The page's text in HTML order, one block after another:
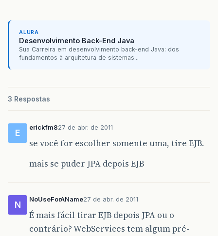
ALURA
Desenvolvimento Back-End Java
Sua Carreira em desenvolvimento back-end Java: dos
fundamentos à arquitetura de sistemas...
3 Respostas
E
erickfm827 de abr. de 2011
se você for escolher somente uma, tire EJB.
mais se puder JPA depois EJB
N
NoUseForAName27 de abr. de 2011
É mais fácil tirar EJB depois JPA ou o
contrário? WebServices tem algum pré-